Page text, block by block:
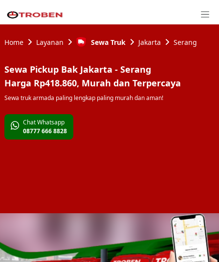
Home Layanan Sewa Truk Jakarta Serang
Sewa Pickup Bak Jakarta - Serang
Harga Rp418.860, Murah dan Terpercaya
Sewa truk armada paling lengkap paling murah dan aman!
Chat Whatsapp
08777 666 8828